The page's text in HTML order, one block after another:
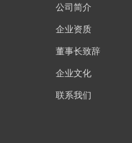
公司简介
企业资质
董事长致辞
企业文化
联系我们